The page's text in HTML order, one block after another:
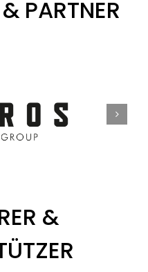
PARTNER
&